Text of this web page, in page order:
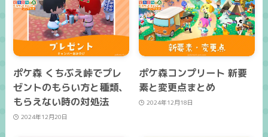
ポケ森 くちぶえ峠でプレ
ゼントのもらい方と種類、
もらえない時の対処法
2024年12月20日
ポケ森コンプリート 新要
素と変更点まとめ
2024年12月18日